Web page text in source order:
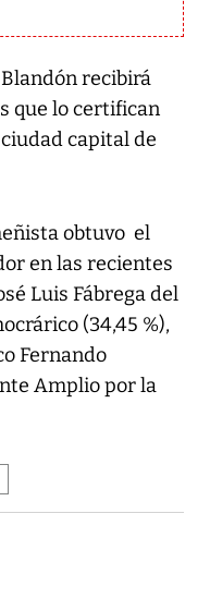
recibirá
que lo certifican
capital de
obtuvo el
en las recientes
Luis Fábrega del
(34,45 %),
Fernando
Amplio por la